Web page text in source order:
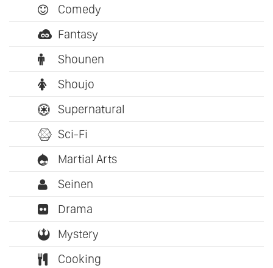
Comedy
Fantasy
Shounen
Shoujo
Supernatural
Sci-Fi
Martial Arts
Seinen
Drama
Mystery
Cooking